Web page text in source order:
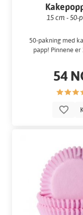
15 cm - 50-
50-pakning med
papp! Pinnene er
54